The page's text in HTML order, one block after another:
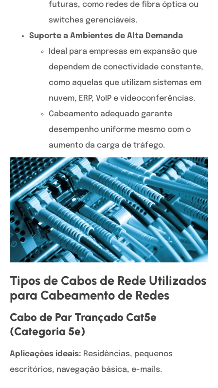
futuras, como redes de fibra óptica ou
switches gerenciáveis.
Suporte a Ambientes de Alta Demanda
Ideal para empresas em expansão que
dependem de conectividade constante,
como aquelas que utilizam sistemas em
nuvem, ERP, VoIP e videoconferências.
Cabeamento adequado garante
desempenho uniforme mesmo com o
aumento da carga de tráfego.
Tipos de Cabos de Rede Utilizados
para Cabeamento de Redes
Cabo de Par Trançado Cat5e
(Categoria 5e)
Aplicações ideais: Residências, pequenos
escritórios, navegação básica, e-mails.